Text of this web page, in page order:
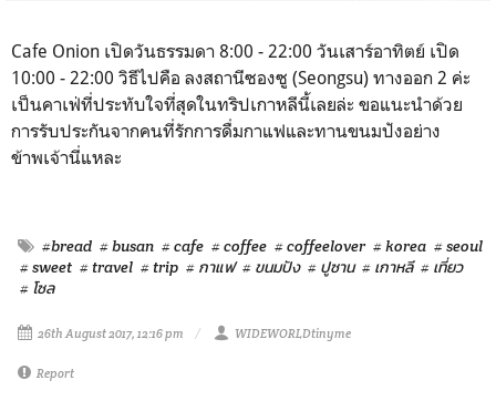
Cafe Onion เปิดวันธรรมดา 8:00 - 22:00 วันเสาร์อาทิตย์ เปิด
10:00 - 22:00 วิธีไปคือ ลงสถานีซองซู (Seongsu) ทางออก 2 ค่ะ
เป็นคาเฟ่ที่ประทับใจที่สุดในทริปเกาหลีนี้เลยล่ะ ขอแนะนำด้วย
การรับประกันจากคนที่รักการดื่มกาแฟและทานขนมปังอย่าง
ข้าพเจ้านี่แหละ
#bread # busan # cafe # coffee # coffeelover # korea # seoul
# sweet # travel # trip # กาแฟ # ขนมปัง # ปูซาน # เกาหลี # เที่ยว
# โซล
26th August 2017, 12:16 pm WIDEWORLDtinyme
Report